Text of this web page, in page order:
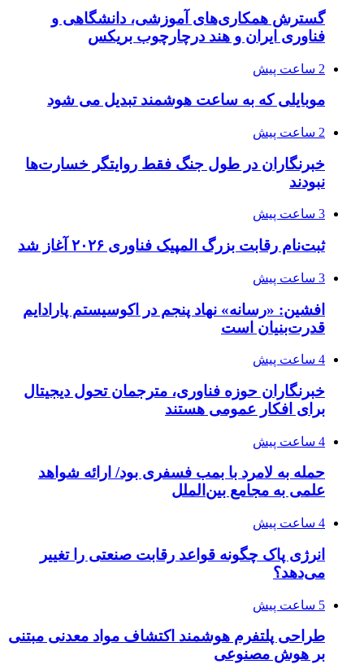
گسترش همکاری‌های آموزشی، دانشگاهی و
فناوری ایران و هند درچارچوب بریکس
2 ساعت پیش
موبایلی که به ساعت هوشمند تبدیل می شود
2 ساعت پیش
خبرنگاران در طول جنگ فقط روایتگر خسارت‌ها
نبودند
3 ساعت پیش
ثبت‌نام رقابت بزرگ المپیک فناوری ۲۰۲۶ آغاز شد
3 ساعت پیش
افشین: «رسانه» نهاد پنجم در اکوسیستم پارادایم
قدرت‌بنیان است
4 ساعت پیش
خبرنگاران حوزه فناوری، مترجمان تحول دیجیتال
برای افکار عمومی هستند
4 ساعت پیش
حمله به لامرد با بمب فسفری بود/ ارائه شواهد
علمی به مجامع بین‌الملل
4 ساعت پیش
انرژی پاک چگونه قواعد رقابت صنعتی را تغییر
می‌دهد؟
5 ساعت پیش
طراحی پلتفرم هوشمند اکتشاف مواد معدنی مبتنی
بر هوش مصنوعی